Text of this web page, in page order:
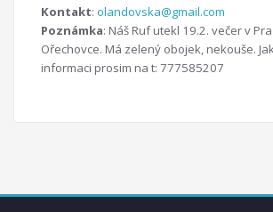
Kontakt: olandovska@gmail.com
Poznámka: Náš Ruf utekl 19.2. večer v
Ořechovce. Má zelený obojek, nekouše.
informaci prosim na t: 777585207